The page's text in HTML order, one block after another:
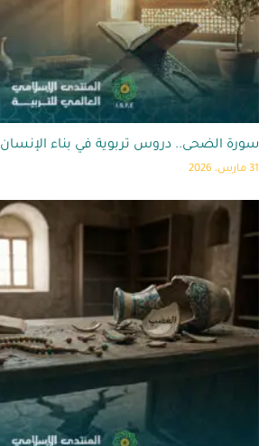
سورة الضحى.. دروس تربوية في بناء الإنسان
31 مارس، 2026